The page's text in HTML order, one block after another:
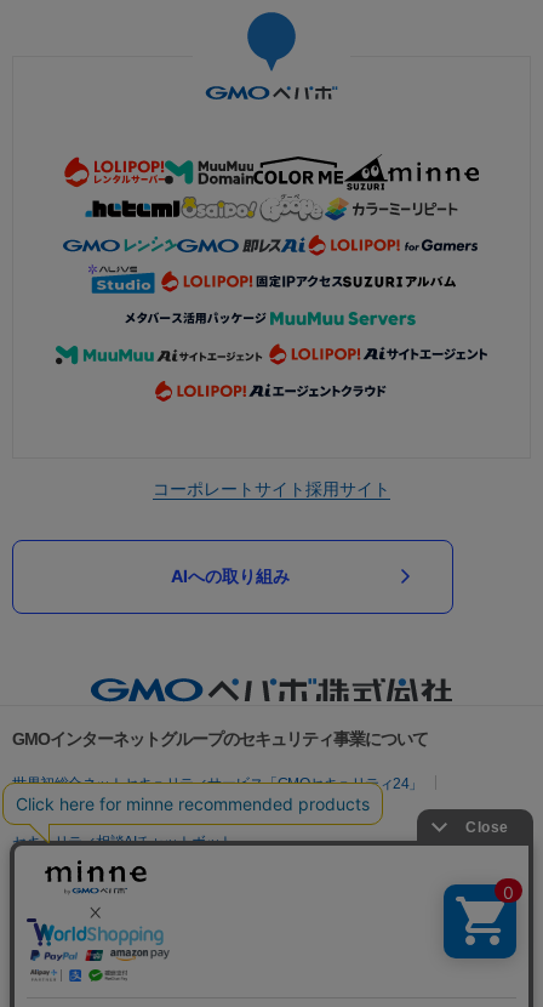
コーポレートサイト採用サイト
AIへの取り組み
GMOインターネットグループのセキュリティ事業について
世界初総合ネットセキュリティサービス「GMOセキュリティ24」
パスワード漏洩診断
Webサイトリスク診断
セキュリティ相談AIチャットボット
実在証明・盗聴対策
サイバー攻撃対策（GMO Flatt Security）
セキュリティ事業の軌跡